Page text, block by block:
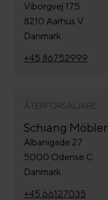
Viborgvej 175
8210 Aarhus V
Danmark
+45 86752999
ÅTERFÖRSÄLJARE
Schiang
Albanigade 27
5000 Odense C
Danmark
+45 66127035